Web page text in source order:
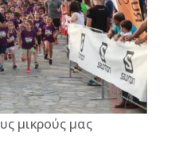
st
μικρούς μας